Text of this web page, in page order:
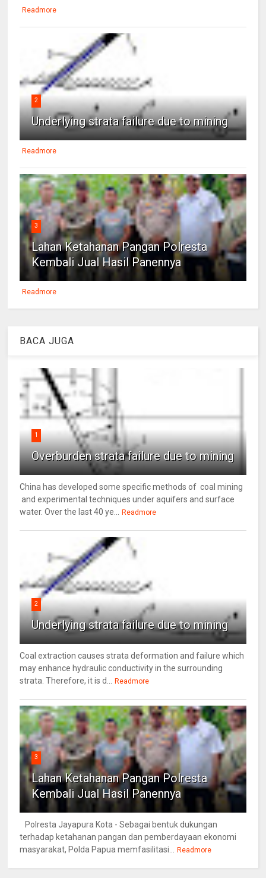
Readmore
2
Underlying strata failure due to mining
Readmore
3
Lahan Ketahanan Pangan Polresta
Kembali Jual Hasil Panennya
Readmore
BACA JUGA
1
Overburden strata failure due to mining
China has developed some specific methods of coal mining
and experimental techniques under aquifers and surface
water. Over the last 40 ye... Readmore
2
Underlying strata failure due to mining
Coal extraction causes strata deformation and failure which
may enhance hydraulic conductivity in the surrounding
strata. Therefore, it is d... Readmore
3
Lahan Ketahanan Pangan Polresta
Kembali Jual Hasil Panennya
Polresta Jayapura Kota - Sebagai bentuk dukungan
terhadap ketahanan pangan dan pemberdayaan ekonomi
masyarakat, Polda Papua memfasilitasi... Readmore